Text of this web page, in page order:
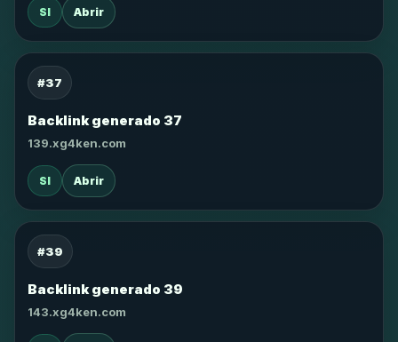
SI Abrir
#37
Backlink generado 37
139.xg4ken.com
SI Abrir
#39
Backlink generado 39
143.xg4ken.com